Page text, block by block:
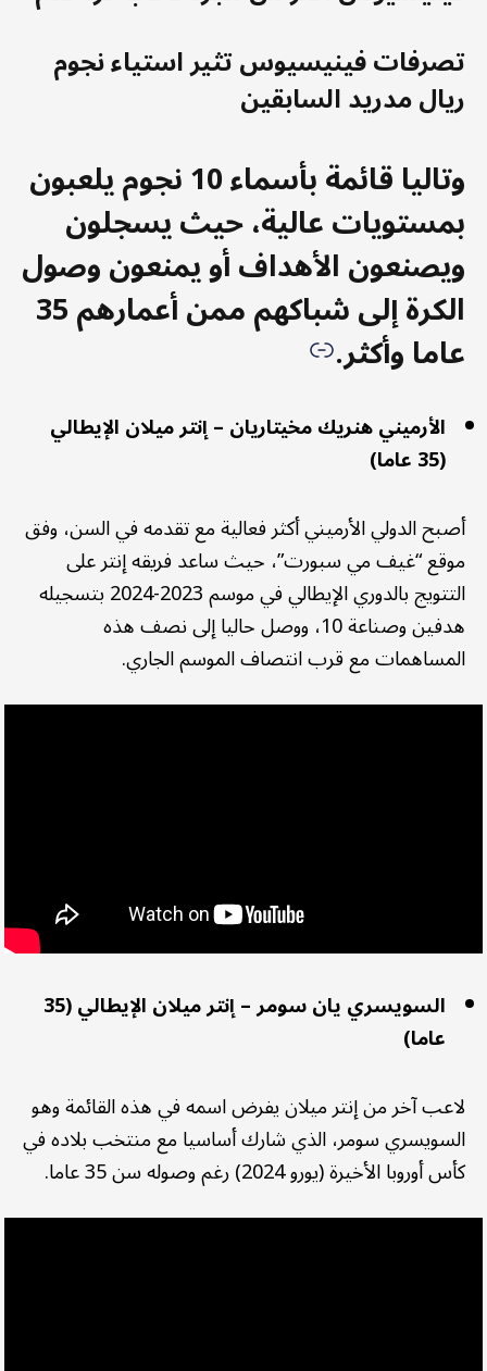
تصرفات فينيسيوس تثير استياء نجوم
ريال مدريد السابقين
وتاليا قائمة بأسماء 10 نجوم يلعبون
بمستويات عالية، حيث يسجلون
ويصنعون الأهداف أو يمنعون وصول
الكرة إلى شباكهم ممن أعمارهم 35
عاما وأكثر.
الأرميني هنريك مخيتاريان – إنتر ميلان الإيطالي
(35 عاما)
أصبح الدولي الأرميني أكثر فعالية مع تقدمه في السن، وفق
موقع “غيف مي سبورت”، حيث ساعد فريقه إنتر على
التتويج بالدوري الإيطالي في موسم 2023-2024 بتسجيله
هدفين وصناعة 10، ووصل حاليا إلى نصف هذه
المساهمات مع قرب انتصاف الموسم الجاري.
السويسري يان سومر – إنتر ميلان الإيطالي (35
عاما)
لاعب آخر من إنتر ميلان يفرض اسمه في هذه القائمة وهو
السويسري سومر، الذي شارك أساسيا مع منتخب بلاده في
كأس أوروبا الأخيرة (يورو 2024) رغم وصوله سن 35 عاما.